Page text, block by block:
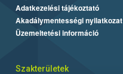
Adatkezelési tájékoztató
Akadálymentességi nyilatkozat
Üzemeltetési információ
Szakterületek